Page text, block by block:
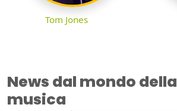
Tom Jones
News dal mondo della
musica